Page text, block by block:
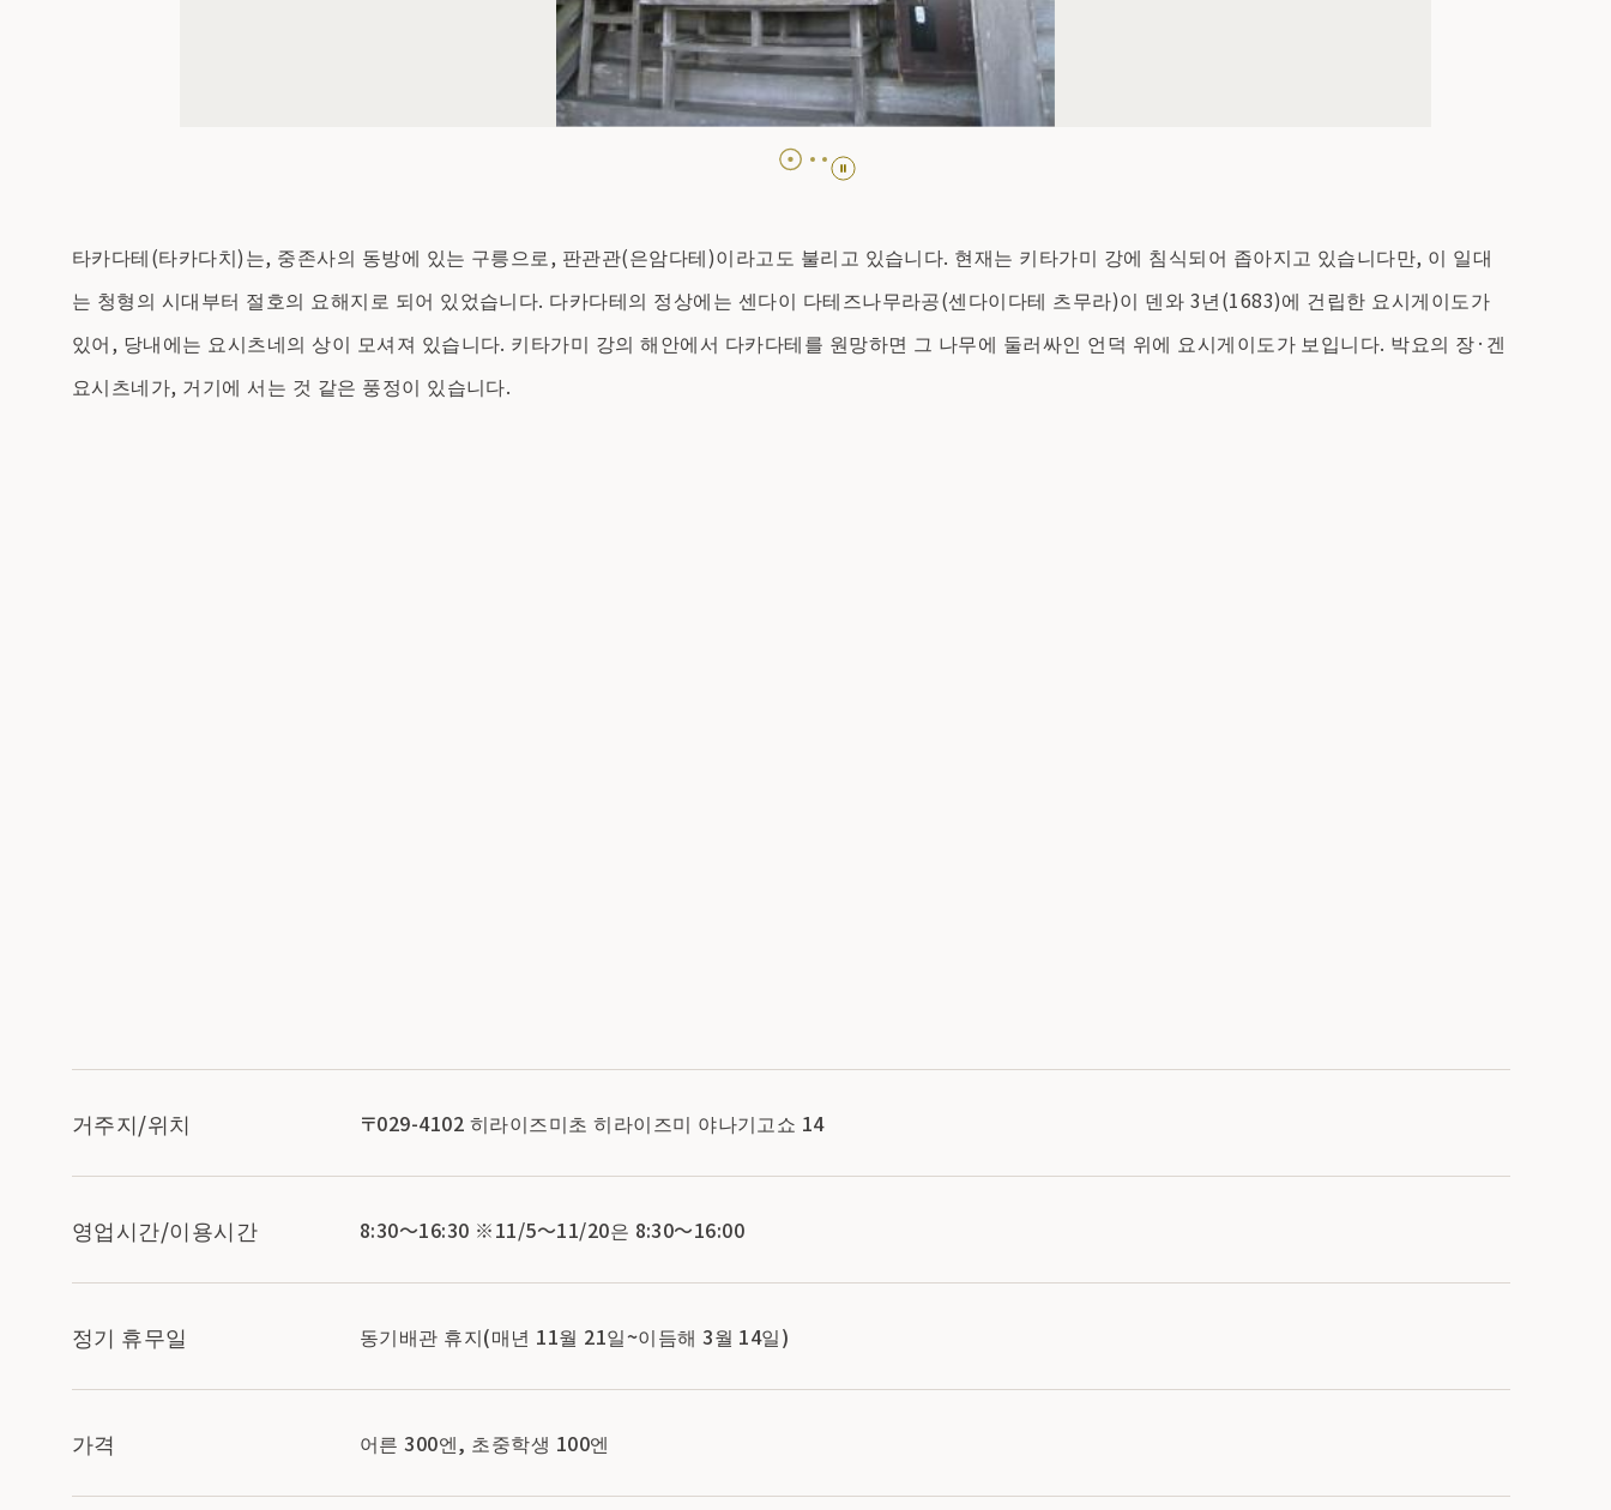
타카다테(타카다치)는, 중존사의 동방에 있는 구릉으로, 판관관(은암다테)이라고도 불리고 있습니다. 현재는 키타가미 강에 침식되어 좁아지고 있습니다만, 이 일대
는 청형의 시대부터 절호의 요해지로 되어 있었습니다. 다카다테의 정상에는 센다이 다테즈나무라공(센다이다테 츠무라)이 덴와 3년(1683)에 건립한 요시게이도가
있어, 당내에는 요시츠네의 상이 모셔져 있습니다. 키타가미 강의 해안에서 다카다테를 원망하면 그 나무에 둘러싸인 언덕 위에 요시게이도가 보입니다. 박요의 장·겐
요시츠네가, 거기에 서는 것 같은 풍정이 있습니다.
거주지/위치 〒029-4102 히라이즈미초 히라이즈미 야나기고쇼 14
영업시간/이용시간 8:30～16:30 ※11/5～11/20은 8:30～16:00
정기 휴무일 동기배관 휴지(매년 11월 21일~이듬해 3월 14일)
가격 어른 300엔, 초중학생 100엔